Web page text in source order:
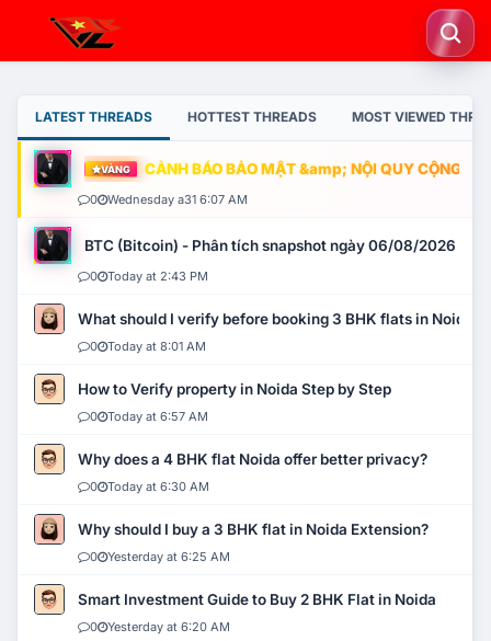
LATEST THREADS HOTTEST THREADS MOST VIEWED
VÀNG CẢNH BÁO BẢO MẬT &amp; NỘI QUY CỘNG
0 Wednesday a31 6:07 AM
BTC (Bitcoin) - Phân tích snapshot ngày 06/08/2026
0 Today at 2:43 PM
What should I verify before booking 3 BHK flats in Noida?
0 Today at 8:01 AM
How to Verify property in Noida Step by Step
0 Today at 6:57 AM
Why does a 4 BHK flat Noida offer better privacy?
0 Today at 6:30 AM
Why should I buy a 3 BHK flat in Noida Extension?
0 Yesterday at 6:25 AM
Smart Investment Guide to Buy 2 BHK Flat in Noida
0 Yesterday at 6:20 AM